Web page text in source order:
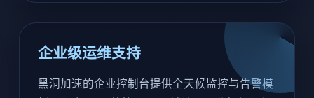
企业级运维支持
黑洞加速的企业控制台提供全天候监控与告警模